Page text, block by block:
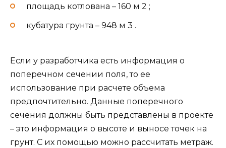
площадь котлована – 160 м 2 ;
кубатура грунта – 948 м 3 .
Если у разработчика есть информация о
поперечном сечении поля, то ее
использование при расчете объема
предпочтительно. Данные поперечного
сечения должны быть представлены в проекте
– это информация о высоте и выносе точек на
грунт. С их помощью можно рассчитать метраж.